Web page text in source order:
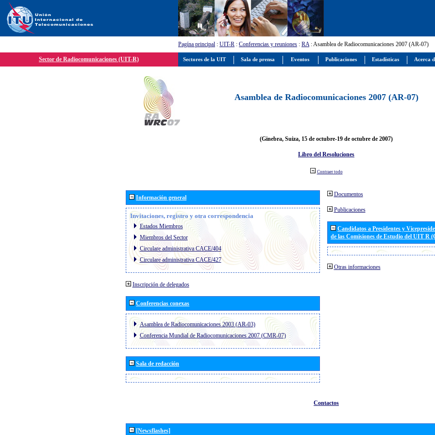
Pagína principal : UIT-R : Conferencias y reuniones : RA: Asamblea de Radiocomunicaciones 2007 (AR-07)
Sector de Radiocomunicaciones (UIT-R)
Asamblea de Radiocomunicaciones 2007 (AR-07)
(Ginebra, Suiza, 15 de octubre-19 de octubre de 2007)
Libro del Resoluciones
Contraer todo
Información general
Invitaciones, registro y otra correspondencia
Estados Miembros
Miembros del Sector
Circulare administrativa CACE/404
Circulare administrativa CACE/427
Inscripción de delegados
Conferencias conexas
Asamblea de Radiocomunicaciones 2003 (AR-03)
Conferencia Mundial de Radiocomunicaciones 2007 (CMR-07)
Sala de redacción
Documentos
Publicaciones
Candidatos a Presidentes y
de las Comisiones de Estudio del UIT R
Otras informaciones
Contactos
[Newsflashes]
Sectores de la UIT Sala de prensa Eventos Publicaciones Estadísticas Acerca